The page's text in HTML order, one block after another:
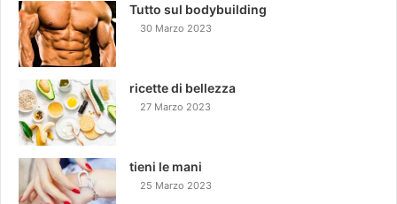
Tutto sul bodybuilding
30 Marzo 2023
ricette di bellezza
27 Marzo 2023
tieni le mani
25 Marzo 2023